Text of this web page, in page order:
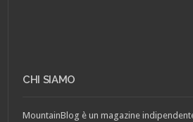
CHI SIAMO
MountainBlog è un magazine